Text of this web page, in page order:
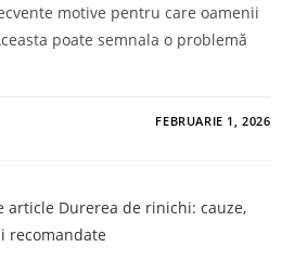
motive pentru care oamenii
poate semnala o problemă
FEBRUARIE 1, 2026